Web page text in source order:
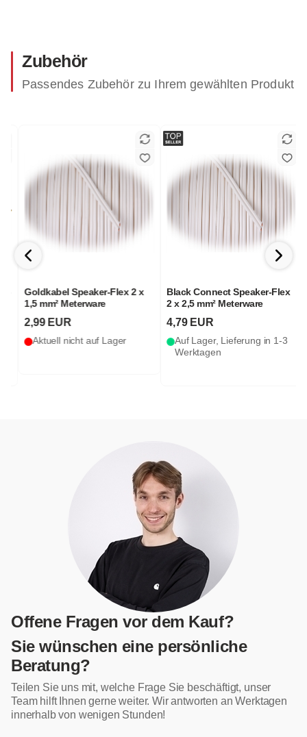
Zubehör
Passendes Zubehör zu Ihrem gewählten Produkt
Goldkabel Speaker-Flex 2 x
1,5 mm² Meterware
2,99 EUR
Aktuell nicht auf Lager
Black Connect Speaker-Flex
2 x 2,5 mm² Meterware
4,79 EUR
Auf Lager, Lieferung in 1-3
Werktagen
Offene Fragen vor dem Kauf?
Sie wünschen eine persönliche
Beratung?
Teilen Sie uns mit, welche Frage Sie beschäftigt, unser
Team hilft Ihnen gerne weiter. Wir antworten an Werktagen
innerhalb von wenigen Stunden!